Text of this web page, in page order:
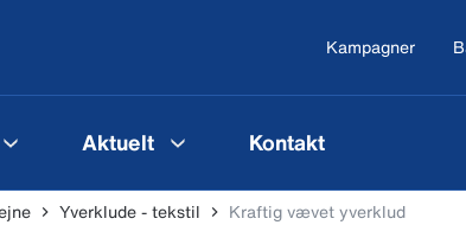
Kampagner
Aktuelt Kontakt
Yverklude - tekstil Kraftig vævet yverklud